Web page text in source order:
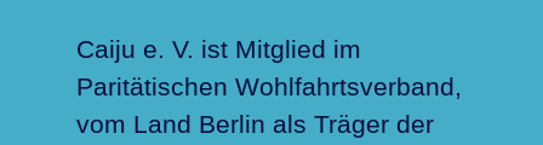
Caiju e. V. ist Mitglied im
Paritätischen Wohlfahrtsverband,
vom Land Berlin als Träger der